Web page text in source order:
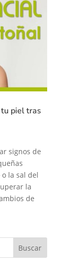
piel tras
signos de
la sal del
la
de